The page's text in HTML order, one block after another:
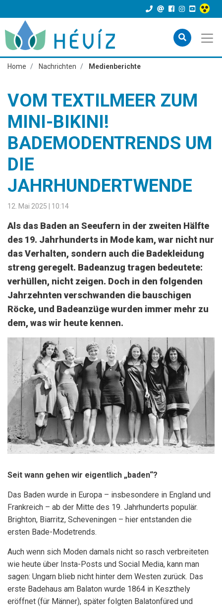
Home Nachrichten Medienberichte
VOM TEXTILMEER ZUM
MINI-BIKINI!
BADEMODENTRENDS UM
DIE
JAHRHUNDERTWENDE
12. Mai 2025 | 10:14
Als das Baden an Seeufern in der zweiten Hälfte
des 19. Jahrhunderts in Mode kam, war nicht nur
das Verhalten, sondern auch die Badekleidung
streng geregelt. Badeanzug tragen bedeutete:
verhüllen, nicht zeigen. Doch in den folgenden
Jahrzehnten verschwanden die bauschigen
Röcke, und Badeanzüge wurden immer mehr zu
dem, was wir heute kennen.
Seit wann gehen wir eigentlich „baden“?
Das Baden wurde in Europa – insbesondere in England und
Frankreich – ab der Mitte des 19. Jahrhunderts populär.
Brighton, Biarritz, Scheveningen – hier entstanden die
ersten Bade-Modetrends.
Auch wenn sich Moden damals nicht so rasch verbreiteten
wie heute über Insta-Posts und Social Media, kann man
sagen: Ungarn blieb nicht hinter dem Westen zurück. Das
erste Badehaus am Balaton wurde 1864 in Keszthely
eröffnet (für Männer), später folgten Balatonfüred und